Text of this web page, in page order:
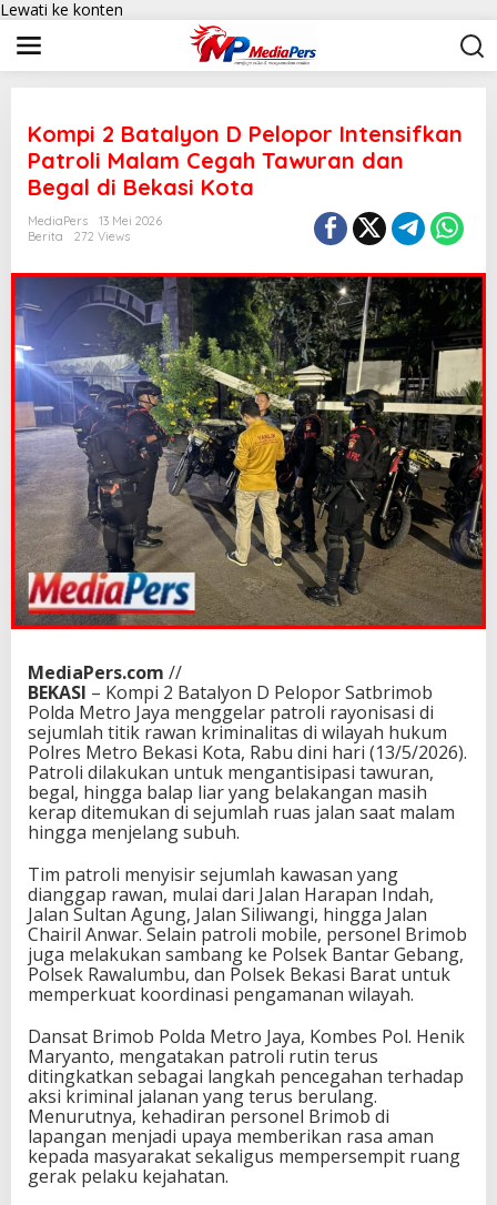
Lewati ke konten
Kompi 2 Batalyon D Pelopor Intensifkan
Patroli Malam Cegah Tawuran dan
Begal di Bekasi Kota
MediaPers
13 Mei 2026
Berita
272 Views
MediaPers.com //
BEKASI – Kompi 2 Batalyon D Pelopor Satbrimob
Polda Metro Jaya menggelar patroli rayonisasi di
sejumlah titik rawan kriminalitas di wilayah hukum
Polres Metro Bekasi Kota, Rabu dini hari (13/5/2026).
Patroli dilakukan untuk mengantisipasi tawuran,
begal, hingga balap liar yang belakangan masih
kerap ditemukan di sejumlah ruas jalan saat malam
hingga menjelang subuh.
Tim patroli menyisir sejumlah kawasan yang
dianggap rawan, mulai dari Jalan Harapan Indah,
Jalan Sultan Agung, Jalan Siliwangi, hingga Jalan
Chairil Anwar. Selain patroli mobile, personel Brimob
juga melakukan sambang ke Polsek Bantar Gebang,
Polsek Rawalumbu, dan Polsek Bekasi Barat untuk
memperkuat koordinasi pengamanan wilayah.
Dansat Brimob Polda Metro Jaya, Kombes Pol. Henik
Maryanto, mengatakan patroli rutin terus
ditingkatkan sebagai langkah pencegahan terhadap
aksi kriminal jalanan yang terus berulang.
Menurutnya, kehadiran personel Brimob di
lapangan menjadi upaya memberikan rasa aman
kepada masyarakat sekaligus mempersempit ruang
gerak pelaku kejahatan.